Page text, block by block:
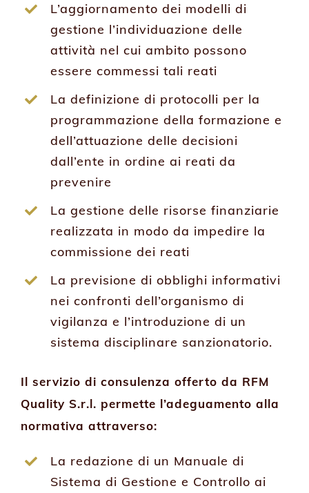
L’aggiornamento dei modelli di
gestione l’individuazione delle
attività nel cui ambito possono
essere commessi tali reati
La definizione di protocolli per la
programmazione della formazione e
dell’attuazione delle decisioni
dall’ente in ordine ai reati da
prevenire
La gestione delle risorse finanziarie
realizzata in modo da impedire la
commissione dei reati
La previsione di obblighi informativi
nei confronti dell’organismo di
vigilanza e l’introduzione di un
sistema disciplinare sanzionatorio.
Il servizio di consulenza offerto da RFM
Quality S.r.l. permette l’adeguamento alla
normativa attraverso:
La redazione di un Manuale di
Sistema di Gestione e Controllo ai